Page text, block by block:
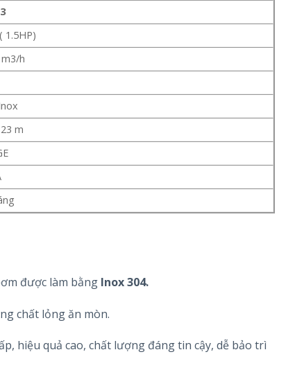
1.5HP)
h
m
được làm bằng Inox 304.
chất lỏng ăn mòn.
hiệu quả cao, chất lượng đáng tin cậy, dễ bảo trì